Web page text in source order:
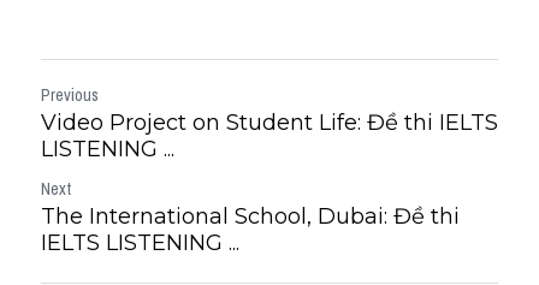
Previous
Video Project on Student Life: Đề thi IELTS
LISTENING ...
Next
The International School, Dubai: Đề thi
IELTS LISTENING ...